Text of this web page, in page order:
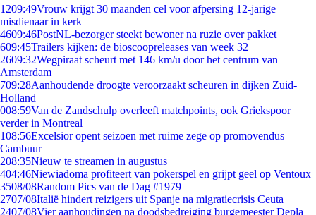
1209:49Vrouw krijgt 30 maanden cel voor afpersing 12-jarige
misdienaar in kerk
4609:46PostNL-bezorger steekt bewoner na ruzie over pakket
609:45Trailers kijken: de bioscoopreleases van week 32
2609:32Wegpiraat scheurt met 146 km/u door het centrum van
Amsterdam
709:28Aanhoudende droogte veroorzaakt scheuren in dijken Zuid-
Holland
008:59Van de Zandschulp overleeft matchpoints, ook Griekspoor
verder in Montreal
108:56Excelsior opent seizoen met ruime zege op promovendus
Cambuur
208:35Nieuw te streamen in augustus
404:46Niewiadoma profiteert van pokerspel en grijpt geel op Ventoux
3508/08Random Pics van de Dag #1979
2707/08Italië hindert reizigers uit Spanje na migratiecrisis Ceuta
2407/08Vier aanhoudingen na doodsbedreiging burgemeester Depla